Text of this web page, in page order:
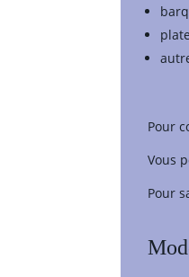
Pour
Vous
Pour